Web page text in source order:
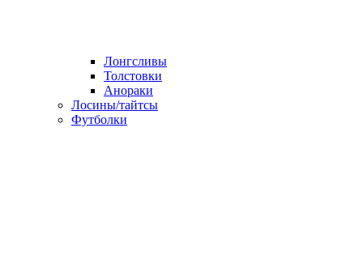
Лонгсливы
Толстовки
Анораки
Лосины/тайтсы
Футболки